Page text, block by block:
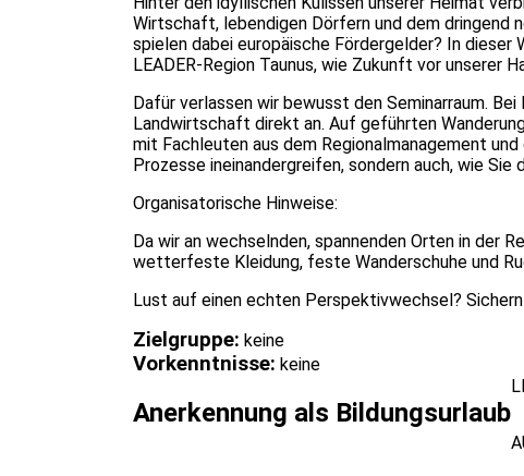
Wirtschaft, lebendigen Dörfern und dem dringend
spielen dabei europäische Fördergelder? In
LEADER-Region Taunus, wie Zukunft vor unserer
Dafür verlassen wir bewusst den Seminarraum.
Landwirtschaft direkt an. Auf geführten
mit Fachleuten aus dem Regionalmanagement
Prozesse ineinandergreifen, sondern auch, wie
Organisatorische Hinweise:
Da wir an wechselnden, spannenden Orten in der
wetterfeste Kleidung, feste Wanderschuhe und
Lust auf einen echten Perspektivwechsel?
Zielgruppe: keine
Vorkenntnisse: keine
Anerkennung als Bildungsurlaub